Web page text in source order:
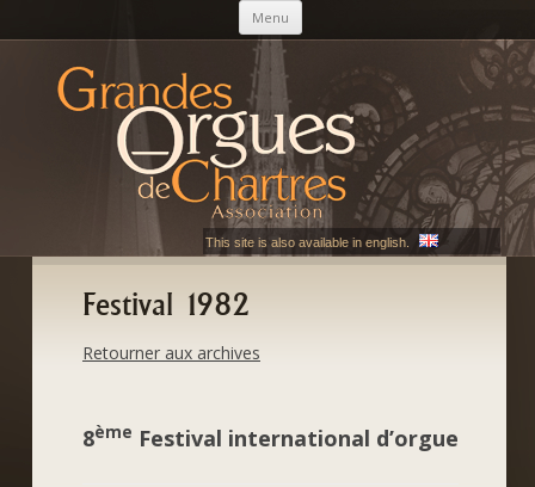
Menu Aller au contenu principal
AGOC
Les Grandes Orgues de Chartres
This site is also available in english.
Festival 1982
Retourner aux archives
8ème Festival international d’orgue